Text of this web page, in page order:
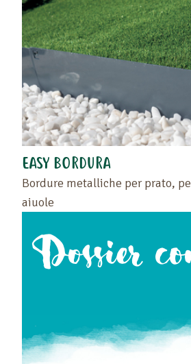
EASY BORDURA
Bordure metalliche per prato,
aiuole
Dossier